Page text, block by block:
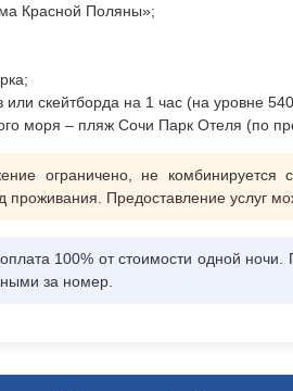
Красной Поляны»;
скейтборда на 1 час (на уровне
моря – пляж Сочи Парк Отеля (по
ограничено, не
проживания. Предоставление услуг
100% от стоимости одной
за номер.